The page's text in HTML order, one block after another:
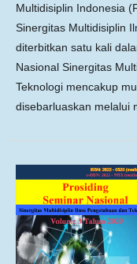
Multidisiplin Indonesia
Sinergitas Multidisiplin
diterbitkan satu kali
Nasional Sinergitas
Teknologi mencakup
disebarluaskan melalui